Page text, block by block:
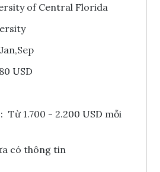
of Central Florida
Jan,Sep
USD
: Từ 1.700 - 2.200 USD mỗi
có thông tin